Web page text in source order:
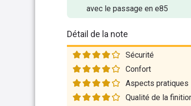
avec le passage en e85
Détail de la note
Sécurité
Confort
Aspects pratiques
Qualité de la